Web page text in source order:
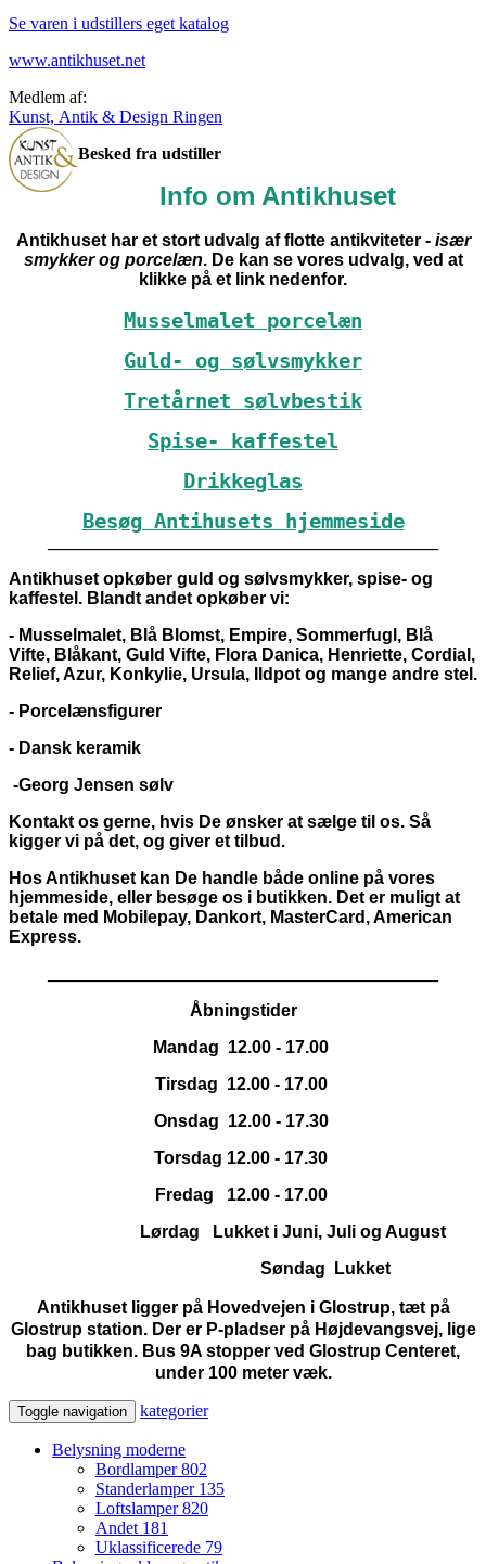
Se varen i udstillers eget katalog
www.antikhuset.net
Medlem af:
Kunst, Antik & Design Ringen
Besked fra udstiller
Info om Antikhuset
Antikhuset har et stort udvalg af flotte antikviteter - især
smykker og porcelæn. De kan se vores udvalg, ved at
klikke på et link nedenfor.
Musselmalet porcelæn
Guld- og sølvsmykker
Tretårnet sølvbestik
Spise- kaffestel
Drikkeglas
Besøg Antihusets hjemmeside
Antikhuset opkøber guld og sølvsmykker, spise- og
kaffestel. Blandt andet opkøber vi:
- Musselmalet, Blå Blomst, Empire, Sommerfugl, Blå
Vifte, Blåkant, Guld Vifte, Flora Danica, Henriette, Cordial,
Relief, Azur, Konkylie, Ursula, Ildpot og mange andre stel.
- Porcelænsfigurer
- Dansk keramik
-Georg Jensen sølv
Kontakt os gerne, hvis De ønsker at sælge til os. Så
kigger vi på det, og giver et tilbud.
Hos Antikhuset kan De handle både online på vores
hjemmeside, eller besøge os i butikken. Det er muligt at
betale med Mobilepay, Dankort, MasterCard, American
Express.
Åbningstider
Mandag 12.00 - 17.00
Tirsdag 12.00 - 17.00
Onsdag 12.00 - 17.30
Torsdag 12.00 - 17.30
Fredag 12.00 - 17.00
Lørdag Lukket i Juni, Juli og August
Søndag Lukket
Antikhuset ligger på Hovedvejen i Glostrup, tæt på
Glostrup station. Der er P-pladser på Højdevangsvej, lige
bag butikken. Bus 9A stopper ved Glostrup Centeret,
under 100 meter væk.
Toggle navigation kategorier
Belysning moderne
Bordlamper802
Standerlamper 135
Loftslamper820
Andet 181
Uklassificerede 79